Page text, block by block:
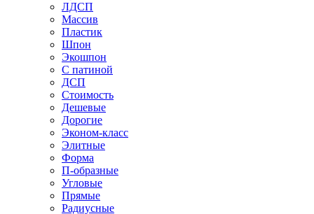
ЛДСП
Массив
Пластик
Шпон
Экошпон
С патиной
ДСП
Стоимость
Дешевые
Дорогие
Эконом-класс
Элитные
Форма
П-образные
Угловые
Прямые
Радиусные